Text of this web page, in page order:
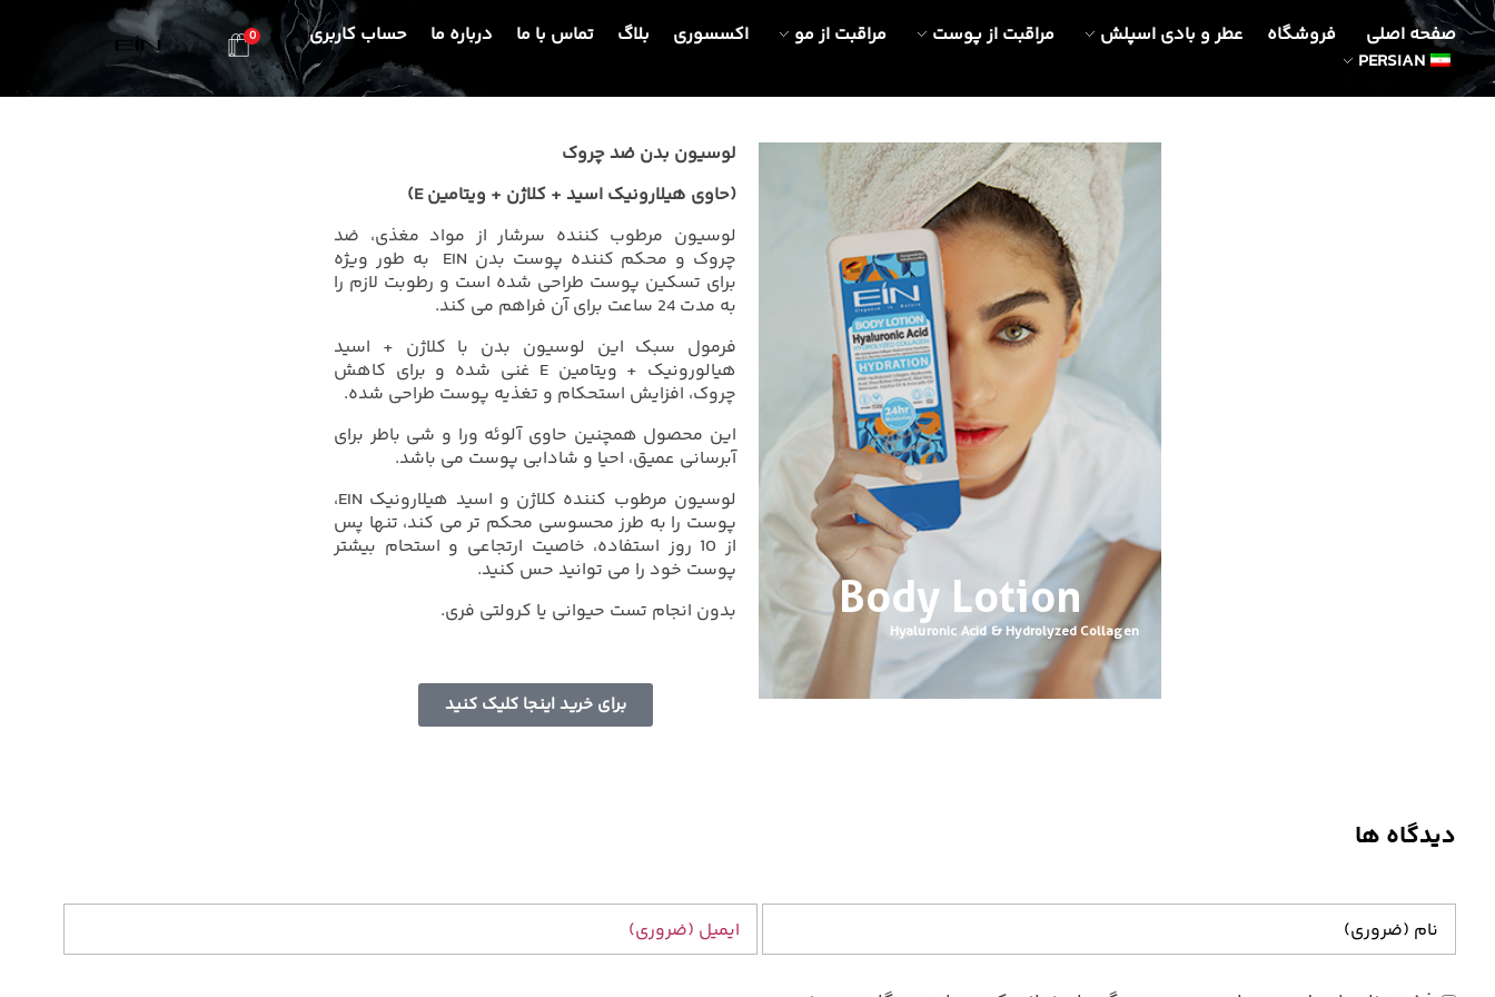
صفحه اصلی فروشگاه عطر و بادی اسپلش مراقبت از پوست مراقبت از مو اکسسوری بلاگ تماس با ما درباره ما
حساب کاربری
PERSIAN
0
محصولات بهداشتی و زیبایی EINمحصولات بهداشتی و زیبایی EIN
Body Lotion
Hyaluronic Acid & Hydrolyzed Collagen
Firming & hydrating
your skin
لوسیون بدن ضد چروک
(حاوی هیلارونیک اسید + کلاژن + ویتامینE
)
لوسیون مرطوب کننده سرشار از مواد مغذی، ضد
چروک و محکم کننده پوست بدن EIN به طور ویژه
برای تسکین پوست طراحی شده است و رطوبت لازم را
به مدت 24 ساعت برای آن فراهم می کند.
فرمول سبک این لوسیون بدن با کلاژن + اسید
هیالورونیک + ویتامین E غنی شده و برای کاهش
چروک، افزایش استحکام و تغذیه پوست طراحی شده.
این محصول همچنین حاوی آلوئه ورا و شی باطر برای
آبرسانی عمیق، احیا و شادابی پوست می باشد.
لوسیون مرطوب کننده کلاژن و اسید هیلارونیک EIN،
پوست را به طرز محسوسی محکم تر می کند، تنها پس
از 10 روز استفاده، خاصیت ارتجاعی و استحام بیشتر
پوست خود را می توانید حس کنید.
بدون انجام تست حیوانی یا کرولتی فری.
برای خرید اینجا کلیک کنید